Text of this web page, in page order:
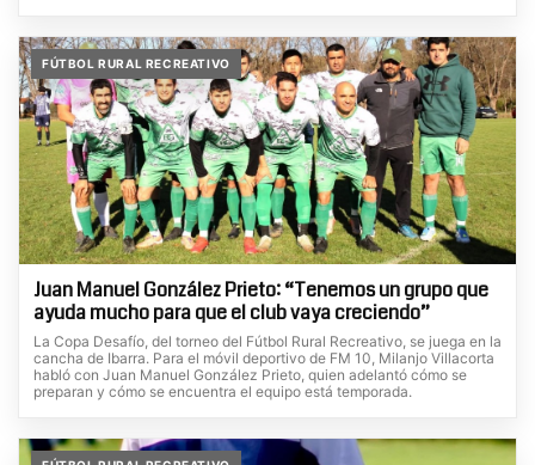
FÚTBOL RURAL RECREATIVO
Juan Manuel González Prieto: “Tenemos un grupo que
ayuda mucho para que el club vaya creciendo”
La Copa Desafío, del torneo del Fútbol Rural Recreativo, se juega en la
cancha de Ibarra. Para el móvil deportivo de FM 10, Milanjo Villacorta
habló con Juan Manuel González Prieto, quien adelantó cómo se
preparan y cómo se encuentra el equipo está temporada.